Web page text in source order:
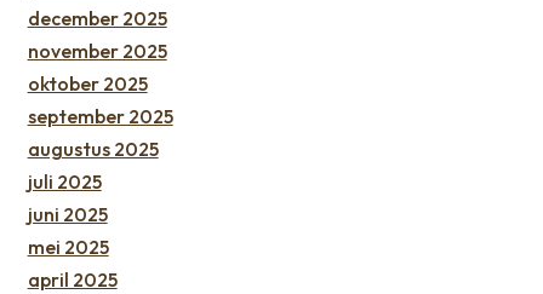
december 2025
november 2025
oktober 2025
september 2025
augustus 2025
juli 2025
juni 2025
mei 2025
april 2025